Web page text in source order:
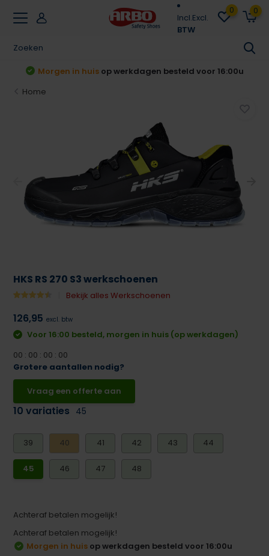
Incl.Excl.
BTW
0 0
Achteraf betalenKlarna & Riverty
Home
HKS RS 270 S3 werkschoenen
Bekijk alles Werkschoenen
126,95 excl. btw
Voor 16:00 besteld, morgen in huis (op werkdagen)
00 : 00 : 00 : 00
Grotere aantallen nodig?
Vraag een offerte aan
10 variaties 45
39 40 41 42 43 44
45 46 47 48
Achteraf betalen mogelijk!
Achteraf betalen mogelijk!
Morgen in huis op werkdagen besteld voor 16:00u